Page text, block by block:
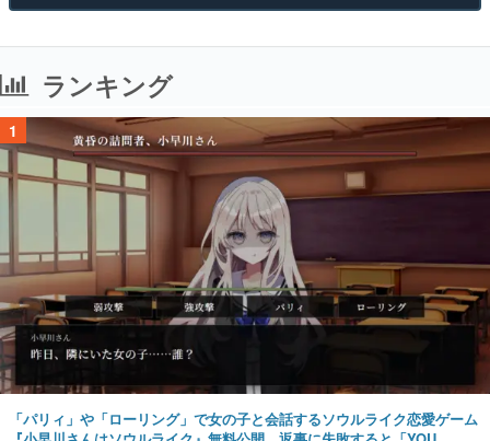
ランキング
1
「パリィ」や「ローリング」で女の子と会話するソウルライク恋愛ゲーム